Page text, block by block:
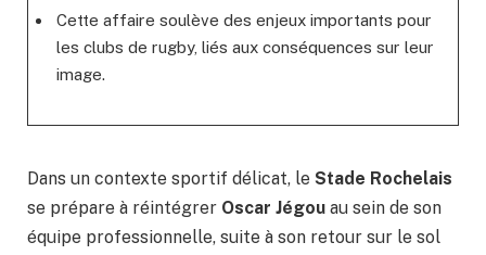
Cette affaire soulève des enjeux importants pour
les clubs de rugby, liés aux conséquences sur leur
image.
Dans un contexte sportif délicat, le Stade Rochelais
se prépare à réintégrer Oscar Jégou au sein de son
équipe professionnelle, suite à son retour sur le sol